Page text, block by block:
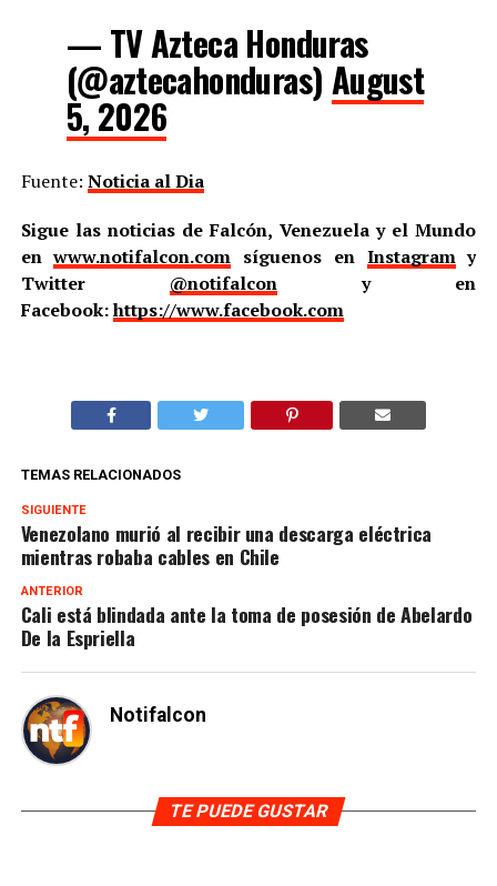
— TV Azteca Honduras
(@aztecahonduras) August
5, 2026
Fuente: Noticia al Dia
Sigue las noticias de Falcón, Venezuela y el Mundo
enwww.notifalcon.com síguenos en Instagramy
Twitter @notifalcony en
Facebook:https://www.facebook.com
TEMAS RELACIONADOS
SIGUIENTE
Venezolano murió al recibir una descarga eléctrica
mientras robaba cables en Chile
ANTERIOR
Cali está blindada ante la toma de posesión de Abelardo
De la Espriella
Notifalcon
TE PUEDE GUSTAR